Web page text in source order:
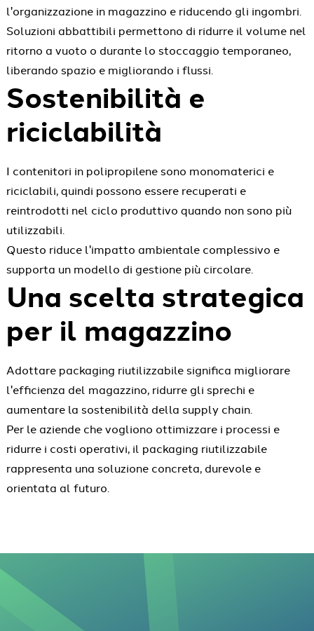
l'organizzazione in magazzino e riducendo gli ingombri.
Soluzioni abbattibili permettono di ridurre il volume nel
ritorno a vuoto o durante lo stoccaggio temporaneo,
liberando spazio e migliorando i flussi.
Sostenibilità e
riciclabilità
I contenitori in polipropilene sono monomaterici e
riciclabili, quindi possono essere recuperati e
reintrodotti nel ciclo produttivo quando non sono più
utilizzabili.
Questo riduce l'impatto ambientale complessivo e
supporta un modello di gestione più circolare.
Una scelta strategica
per il magazzino
Adottare packaging riutilizzabile significa migliorare
l'efficienza del magazzino, ridurre gli sprechi e
aumentare la sostenibilità della supply chain.
Per le aziende che vogliono ottimizzare i processi e
ridurre i costi operativi, il packaging riutilizzabile
rappresenta una soluzione concreta, durevole e
orientata al futuro.